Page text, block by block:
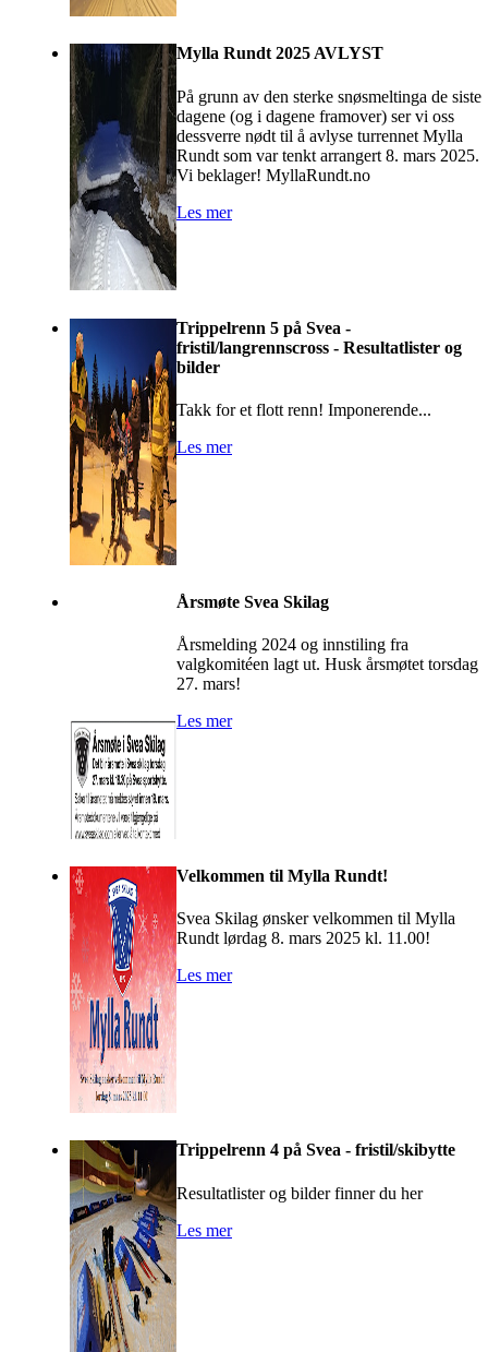
Mylla Rundt 2025 AVLYST
På grunn av den sterke snøsmeltinga de siste
dagene (og i dagene framover) ser vi oss
dessverre nødt til å avlyse turrennet Mylla
Rundt som var tenkt arrangert 8. mars 2025.
Vi beklager! MyllaRundt.no
Les mer
Trippelrenn 5 på Svea -
fristil/langrennscross - Resultatlister og
bilder
Takk for et flott renn! Imponerende...
Les mer
Årsmøte Svea Skilag
Årsmelding 2024 og innstiling fra
valgkomitéen lagt ut. Husk årsmøtet torsdag
27. mars!
Les mer
Velkommen til Mylla Rundt!
Svea Skilag ønsker velkommen til Mylla
Rundt lørdag 8. mars 2025 kl. 11.00!
Les mer
Trippelrenn 4 på Svea - fristil/skibytte
Resultatlister og bilder finner du her
Les mer